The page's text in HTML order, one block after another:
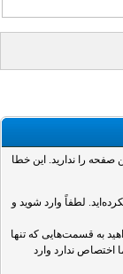
صفحه را ندارید. این خطا
لطفاً وارد شوید و
به قسمت‌هایی که تنها
اختصاص ندارد وارد